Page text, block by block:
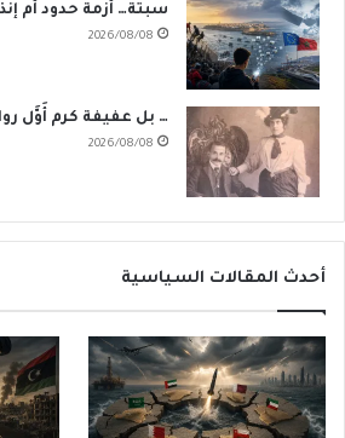
سبتة… أزمة حدود أم
2026/08/08
… بل عفيفة كرم أَوَّل روائيَّة
2026/08/08
أحدث المقالات السياسية